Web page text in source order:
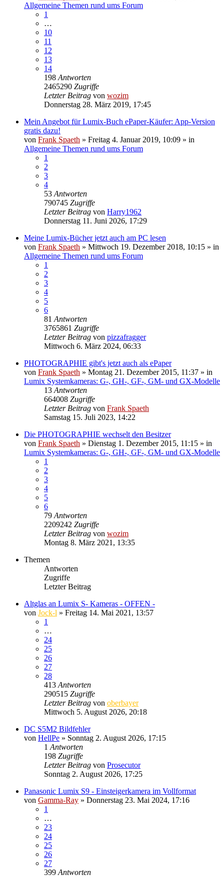
Allgemeine Themen rund ums Forum
1
…
10
11
12
13
14
198 Antworten
2465290 Zugriffe
Letzter Beitrag von wozim
Donnerstag 28. März 2019, 17:45
Mein Angebot für Lumix-Buch ePaper-Käufer: App-Version
gratis dazu!
von Frank Spaeth » Freitag 4. Januar 2019, 10:09 » in
Allgemeine Themen rund ums Forum
1
2
3
4
53 Antworten
790745 Zugriffe
Letzter Beitrag von Harry1962
Donnerstag 11. Juni 2026, 17:29
Meine Lumix-Bücher jetzt auch am PC lesen
von Frank Spaeth » Mittwoch 19. Dezember 2018, 10:15 » in
Allgemeine Themen rund ums Forum
1
2
3
4
5
6
81 Antworten
3765861 Zugriffe
Letzter Beitrag von pizzafragger
Mittwoch 6. März 2024, 06:33
PHOTOGRAPHIE gibt's jetzt auch als ePaper
von Frank Spaeth » Montag 21. Dezember 2015, 11:37 » in
Lumix Systemkameras: G-, GH-, GF-, GM- und GX-Modelle
13 Antworten
664008 Zugriffe
Letzter Beitrag von Frank Spaeth
Samstag 15. Juli 2023, 14:22
Die PHOTOGRAPHIE wechselt den Besitzer
von Frank Spaeth » Dienstag 1. Dezember 2015, 11:15 » in
Lumix Systemkameras: G-, GH-, GF-, GM- und GX-Modelle
1
2
3
4
5
6
79 Antworten
2209242 Zugriffe
Letzter Beitrag von wozim
Montag 8. März 2021, 13:35
Themen
Antworten
Zugriffe
Letzter Beitrag
Altglas an Lumix S- Kameras - OFFEN -
von Jock-l » Freitag 14. Mai 2021, 13:57
1
…
24
25
26
27
28
413 Antworten
290515 Zugriffe
Letzter Beitrag von oberbayer
Mittwoch 5. August 2026, 20:18
DC S5M2 Bildfehler
von HellPe » Sonntag 2. August 2026, 17:15
1 Antworten
198 Zugriffe
Letzter Beitrag von Prosecutor
Sonntag 2. August 2026, 17:25
Panasonic Lumix S9 - Einsteigerkamera im Vollformat
von Gamma-Ray » Donnerstag 23. Mai 2024, 17:16
1
…
23
24
25
26
27
399 Antworten